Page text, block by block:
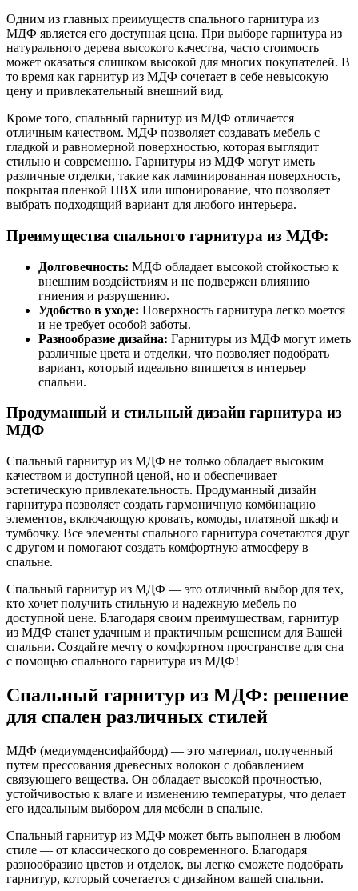
Одним из главных преимуществ спального гарнитура из
МДФ является его доступная цена. При выборе гарнитура из
натурального дерева высокого качества, часто стоимость
может оказаться слишком высокой для многих покупателей. В
то время как гарнитур из МДФ сочетает в себе невысокую
цену и привлекательный внешний вид.
Кроме того, спальный гарнитур из МДФ отличается
отличным качеством. МДФ позволяет создавать мебель с
гладкой и равномерной поверхностью, которая выглядит
стильно и современно. Гарнитуры из МДФ могут иметь
различные отделки, такие как ламинированная поверхность,
покрытая пленкой ПВХ или шпонирование, что позволяет
выбрать подходящий вариант для любого интерьера.
Преимущества спального гарнитура из МДФ:
Долговечность: МДФ обладает высокой стойкостью к
внешним воздействиям и не подвержен влиянию
гниения и разрушению.
Удобство в уходе: Поверхность гарнитура легко моется
и не требует особой заботы.
Разнообразие дизайна: Гарнитуры из МДФ могут иметь
различные цвета и отделки, что позволяет подобрать
вариант, который идеально впишется в интерьер
спальни.
Продуманный и стильный дизайн гарнитура из
МДФ
Спальный гарнитур из МДФ не только обладает высоким
качеством и доступной ценой, но и обеспечивает
эстетическую привлекательность. Продуманный дизайн
гарнитура позволяет создать гармоничную комбинацию
элементов, включающую кровать, комоды, платяной шкаф и
тумбочку. Все элементы спального гарнитура сочетаются друг
с другом и помогают создать комфортную атмосферу в
спальне.
Спальный гарнитур из МДФ — это отличный выбор для тех,
кто хочет получить стильную и надежную мебель по
доступной цене. Благодаря своим преимуществам, гарнитур
из МДФ станет удачным и практичным решением для Вашей
спальни. Создайте мечту о комфортном пространстве для сна
с помощью спального гарнитура из МДФ!
Спальный гарнитур из МДФ: решение
для спален различных стилей
МДФ (медиумденсифайборд) — это материал, полученный
путем прессования древесных волокон с добавлением
связующего вещества. Он обладает высокой прочностью,
устойчивостью к влаге и изменению температуры, что делает
его идеальным выбором для мебели в спальне.
Спальный гарнитур из МДФ может быть выполнен в любом
стиле — от классического до современного. Благодаря
разнообразию цветов и отделок, вы легко сможете подобрать
гарнитур, который сочетается с дизайном вашей спальни.